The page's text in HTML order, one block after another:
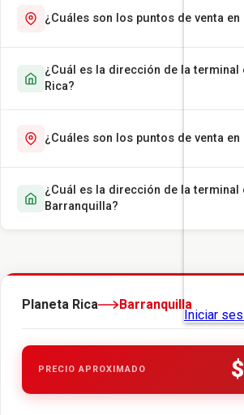
¿Cuáles son los puntos de venta en
¿Cuál es la dirección de la terminal
Rica?
¿Cuáles son los puntos de venta
¿Cuál es la dirección de la terminal
Barranquilla?
Planeta Rica Barranquilla
PRECIO APROXIMADO